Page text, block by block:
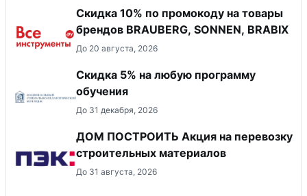
Скидка 10% по промокоду на товары
брендов BRAUBERG, SONNEN, BRABIX
До 20 августа, 2026
Скидка 5% на любую программу
обучения
До 31 декабря, 2026
ДОМ ПОСТРОИТЬ Акция на перевозку
строительных материалов
До 31 августа, 2026